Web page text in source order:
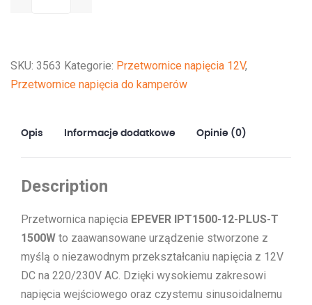
12-
PLUS-
SKU: 3563 Kategorie: Przetwornice napięcia 12V,
Przetwornice napięcia do kamperów
Opis Informacje dodatkowe Opinie (0)
Description
Przetwornica napięcia EPEVER IPT1500-12-PLUS-T
1500W to zaawansowane urządzenie stworzone z
myślą o niezawodnym przekształcaniu napięcia z 12V
DC na 220/230V AC. Dzięki wysokiemu zakresowi
napięcia wejściowego oraz czystemu sinusoidalnemu